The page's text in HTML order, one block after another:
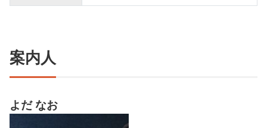
案内人
よだ なお